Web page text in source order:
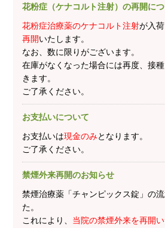
花粉症（ケナコルト注射）の再開に
花粉症治療薬のケナコルト注射が入
再開いたします。
なお、数に限りがございます。
在庫がなくなった場合には再度、接
きます。
ご了承ください。
お支払いについて
お支払いは現金のみとなります。
ご了承ください。
禁煙外来再開のお知らせ
禁煙治療薬「チャンピックス錠」の
た。
これにより、 当院の禁煙外来を再開い